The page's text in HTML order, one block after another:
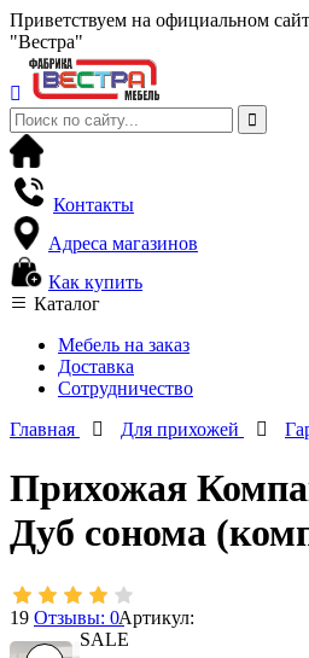
Приветствуем на официальном
"Вестра"
Контакты
Адреса магазинов
Как купить
Каталог
Мебель на заказ
Доставка
Сотрудничество
Главная
Для прихожей
Прихожая
Дуб сонома
19 Отзывы: 0Артикул:
SALE